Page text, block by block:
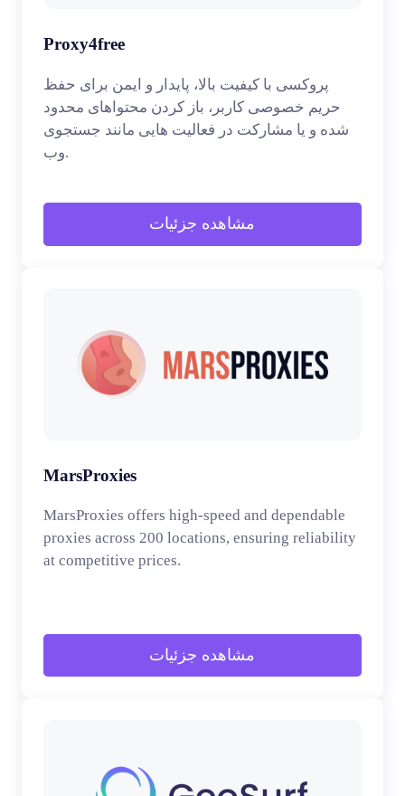
Proxy4free
پروکسی با کیفیت بالا، پایدار و ایمن برای حفظ
حریم خصوصی کاربر، باز کردن محتواهای محدود
شده و یا مشارکت در فعالیت هایی مانند جستجوی
وب.
مشاهده جزئیات
MarsProxies
MarsProxies offers high-speed and dependable
proxies across 200 locations, ensuring reliability
at competitive prices.
مشاهده جزئیات